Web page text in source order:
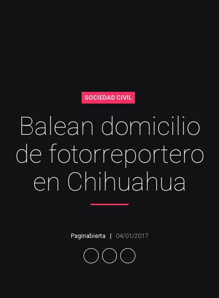
SOCIEDAD CIVIL
Balean domicilio
de fotorreportero
en Chihuahua
Paginabierta 04/01/2017